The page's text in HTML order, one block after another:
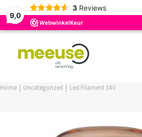
9,0
3 Reviews
BUDGET ASSORTIMENT
Home Uncategorized Led Filament 140